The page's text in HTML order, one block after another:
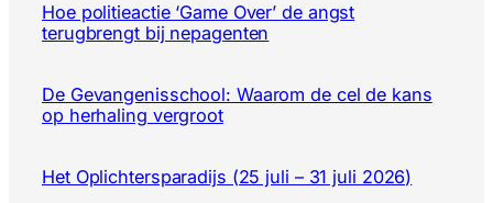
Hoe politieactie ‘Game Over’ de angst
terugbrengt bij nepagenten
De Gevangenisschool: Waarom de cel de kans
op herhaling vergroot
Het Oplichtersparadijs (25 juli – 31 juli 2026)